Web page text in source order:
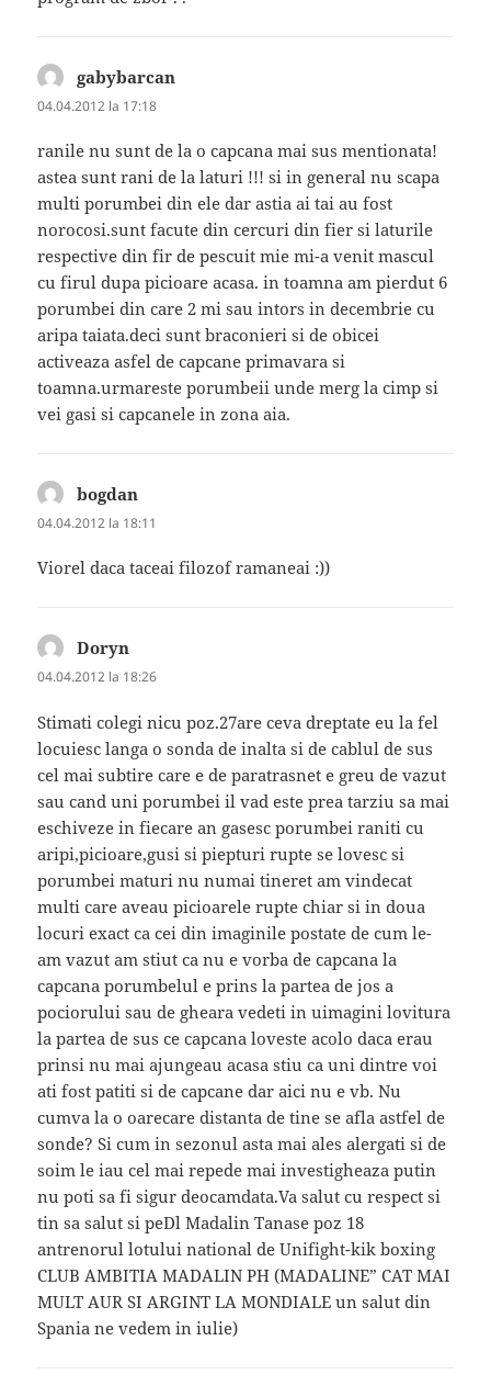
gabybarcan
04.04.2012 la 17:18
ranile nu sunt de la o capcana mai sus mentionata!
astea sunt rani de la laturi !!! si in general nu scapa
multi porumbei din ele dar astia ai tai au fost
norocosi.sunt facute din cercuri din fier si laturile
respective din fir de pescuit mie mi-a venit mascul
cu firul dupa picioare acasa. in toamna am pierdut 6
porumbei din care 2 mi sau intors in decembrie cu
aripa taiata.deci sunt braconieri si de obicei
activeaza asfel de capcane primavara si
toamna.urmareste porumbeii unde merg la cimp si
vei gasi si capcanele in zona aia.
bogdan
04.04.2012 la 18:11
Viorel daca taceai filozof ramaneai :))
Doryn
04.04.2012 la 18:26
Stimati colegi nicu poz.27are ceva dreptate eu la fel
locuiesc langa o sonda de inalta si de cablul de sus
cel mai subtire care e de paratrasnet e greu de vazut
sau cand uni porumbei il vad este prea tarziu sa mai
eschiveze in fiecare an gasesc porumbei raniti cu
aripi,picioare,gusi si piepturi rupte se lovesc si
porumbei maturi nu numai tineret am vindecat
multi care aveau picioarele rupte chiar si in doua
locuri exact ca cei din imaginile postate de cum le-
am vazut am stiut ca nu e vorba de capcana la
capcana porumbelul e prins la partea de jos a
pociorului sau de gheara vedeti in uimagini lovitura
la partea de sus ce capcana loveste acolo daca erau
prinsi nu mai ajungeau acasa stiu ca uni dintre voi
ati fost patiti si de capcane dar aici nu e vb. Nu
cumva la o oarecare distanta de tine se afla astfel de
sonde? Si cum in sezonul asta mai ales alergati si de
soim le iau cel mai repede mai investigheaza putin
nu poti sa fi sigur deocamdata.Va salut cu respect si
tin sa salut si peDl Madalin Tanase poz 18
antrenorul lotului national de Unifight-kik boxing
CLUB AMBITIA MADALIN PH (MADALINE” CAT MAI
MULT AUR SI ARGINT LA MONDIALE un salut din
Spania ne vedem in iulie)